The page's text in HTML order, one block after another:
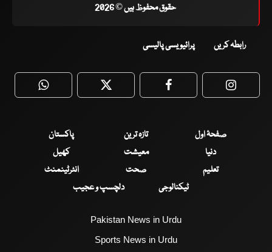
حقوق محفوظ ہیں © 2026
رابطہ کریں پرائیویسی پالیسی
WhatsApp Twitter Facebook
صفحۂ اول تازہ ترین
پاکستان
دنیا
معیشت
کھیل
تعلیم
صحت
انٹرٹینمنٹ
ٹیکنالوجی
دلچسپ و عجیب
Pakistan News in Urdu
Sports News in Urdu